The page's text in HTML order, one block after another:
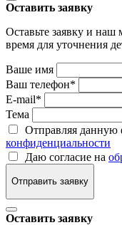
Оставить заявку
Оставьте заявку и
время для уточнения
Ваше имя
Ваш телефон*
E-mail*
Тема
Отправляя данную
конфиденциальности
Даю согласие на
Отправить заявку
Оставить заявку